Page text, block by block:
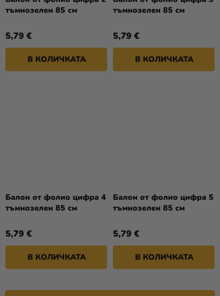
тъмнозелен 85 см
5,79 €
В КОЛИЧКАТА
тъмнозелен 85 см
5,79 €
В КОЛИЧКАТА
Балон от фолио цифра 4
тъмнозелен 85 см
5,79 €
В КОЛИЧКАТА
Балон от фолио цифра 5
тъмнозелен 85 см
5,79 €
В КОЛИЧКАТА